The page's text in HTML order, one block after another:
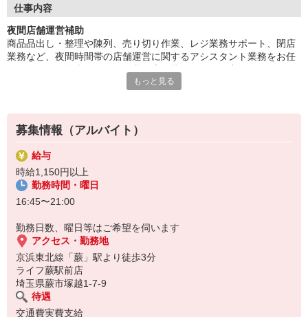
ルなデザインは性別を問わずに身につけることができ、女性スタ
洋服で悩む必要がないのも楽に働けるうれしいポイントです。
仕事内容
夜間店舗運営補助
商品品出し・整理や陳列、売り切り作業、レジ業務サポート、閉店
業務など、夜間時間帯の店舗運営に関するアシスタント業務をお任
慣れるまではどの作業も先輩がきちんと指導を行いますのでご安心
もっと見る
募集情報（アルバイト）
給与
時給1,150円以上
勤務時間・曜日
16:45〜21:00
勤務日数、曜日等はご希望を伺います
アクセス・勤務地
京浜東北線「蕨」駅より徒歩3分
ライフ蕨駅前店
埼玉県蕨市塚越1-7-9
待遇
交通費実費支給